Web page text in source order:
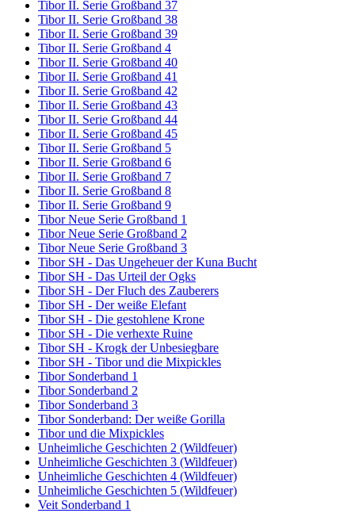
Tibor II. Serie Großband 37
Tibor II. Serie Großband 38
Tibor II. Serie Großband 39
Tibor II. Serie Großband 4
Tibor II. Serie Großband 40
Tibor II. Serie Großband 41
Tibor II. Serie Großband 42
Tibor II. Serie Großband 43
Tibor II. Serie Großband 44
Tibor II. Serie Großband 45
Tibor II. Serie Großband 5
Tibor II. Serie Großband 6
Tibor II. Serie Großband 7
Tibor II. Serie Großband 8
Tibor II. Serie Großband 9
Tibor Neue Serie Großband 1
Tibor Neue Serie Großband 2
Tibor Neue Serie Großband 3
Tibor SH - Das Ungeheuer der Kuna Bucht
Tibor SH - Das Urteil der Ogks
Tibor SH - Der Fluch des Zauberers
Tibor SH - Der weiße Elefant
Tibor SH - Die gestohlene Krone
Tibor SH - Die verhexte Ruine
Tibor SH - Krogk der Unbesiegbare
Tibor SH - Tibor und die Mixpickles
Tibor Sonderband 1
Tibor Sonderband 2
Tibor Sonderband 3
Tibor Sonderband: Der weiße Gorilla
Tibor und die Mixpickles
Unheimliche Geschichten 2 (Wildfeuer)
Unheimliche Geschichten 3 (Wildfeuer)
Unheimliche Geschichten 4 (Wildfeuer)
Unheimliche Geschichten 5 (Wildfeuer)
Veit Sonderband 1